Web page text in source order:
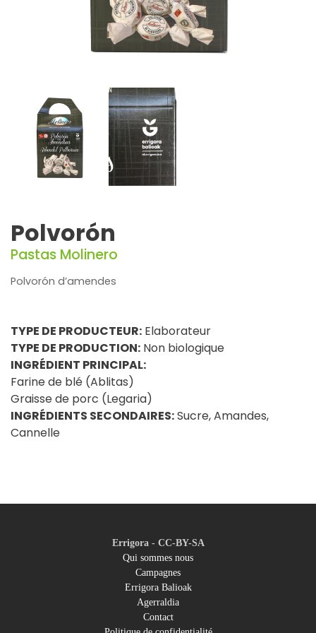
Polvorón
Pastas Molinero
Polvorón d’amendes
TYPE DE PRODUCTEUR: Elaborateur
TYPE DE PRODUCTION: Non biologique
INGRÉDIENT PRINCIPAL:
Farine de blé (Ablitas)
Graisse de porc (Legaria)
INGRÉDIENTS SECONDAIRES:Sucre, Amandes,
Cannelle
Footer
menu
Errigora - CC-BY-SA
Qui sommes nous
Campagnes
Errigora Balioak
Agerraldia
Contact